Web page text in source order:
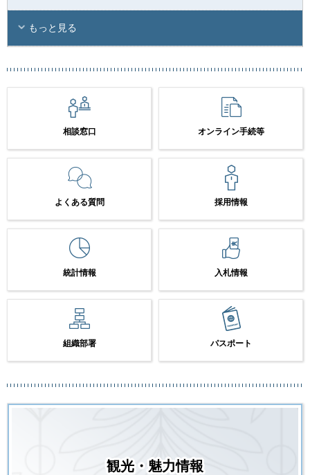
もっと見る
相談窓口 オンライン手続等
よくある質問 採用情報
統計情報 入札情報
組織部署 パスポート
観光・魅力情報